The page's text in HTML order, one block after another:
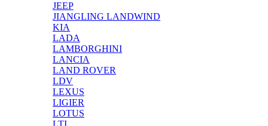
JEEP
JIANGLING LANDWIND
KIA
LADA
LAMBORGHINI
LANCIA
LAND ROVER
LDV
LEXUS
LIGIER
LOTUS
LTI